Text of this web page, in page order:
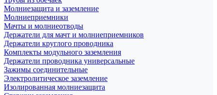
Молниезащита и заземление
Молниеприемники
Мачты и молниеотводы
Держатели для мачт и молниеприемников
Держатели круглого проводника
Комплекты модульного заземления
Держатели проводника универсальные
Зажимы соединительные
Электролитическое заземление
Изолированная молниезащита